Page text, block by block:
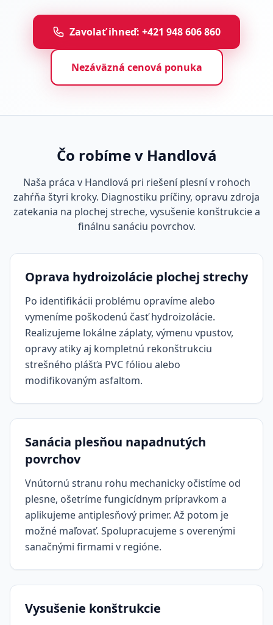
Zavolať ihneď: +421 948 606 860
Nezáväzná cenová ponuka
Čo robíme v Handlová
Naša práca v Handlová pri riešení plesní v rohoch
zahŕňa štyri kroky. Diagnostiku príčiny, opravu zdroja
zatekania na plochej streche, vysušenie konštrukcie a
finálnu sanáciu povrchov.
Oprava hydroizolácie plochej strechy
Po identifikácii problému opravíme alebo
vymeníme poškodenú časť hydroizolácie.
Realizujeme lokálne záplaty, výmenu vpustov,
opravy atiky aj kompletnú rekonštrukciu
strešného plášťa PVC fóliou alebo
modifikovaným asfaltom.
Sanácia plesňou napadnutých
povrchov
Vnútornú stranu rohu mechanicky očistíme od
plesne, ošetríme fungicídnym prípravkom a
aplikujeme antiplesňový primer. Až potom je
možné maľovať. Spolupracujeme s overenými
sanačnými firmami v regióne.
Vysušenie konštrukcie